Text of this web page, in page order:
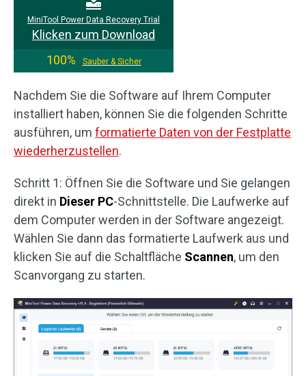
MiniTool Power Data Recovery Trial
Klicken zum Download
100%
Sauber & Sicher
Nachdem Sie die Software auf Ihrem Computer
installiert haben, können Sie die folgenden Schritte
ausführen, um formatierte Daten von der Festplatte
wiederherzustellen.
Schritt 1: Öffnen Sie die Software und Sie gelangen
direkt in Dieser PC-Schnittstelle. Die Laufwerke auf
dem Computer werden in der Software angezeigt.
Wählen Sie dann das formatierte Laufwerk aus und
klicken Sie auf die Schaltfläche Scannen, um den
Scanvorgang zu starten.